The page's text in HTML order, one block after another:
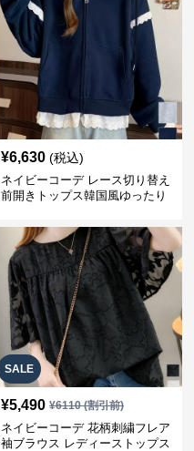
¥6,630 (税込)
ネイビーコーデ レース切り替え
前開きトップス韓国風ゆったり
SALE
¥5,490 ¥6110(割引前)
ネイビーコーデ 花柄刺繍フレア
袖ブラウス レディーストップス